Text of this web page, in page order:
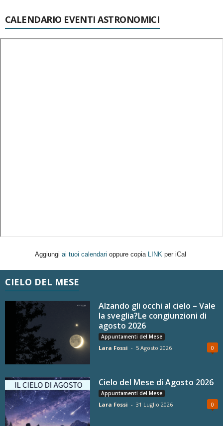
CALENDARIO EVENTI ASTRONOMICI
Aggiungi ai tuoi calendari oppure copia LINK per iCal
CIELO DEL MESE
Alzando gli occhi al cielo – Vale
la sveglia?Le congiunzioni di
agosto 2026
Appuntamenti del Mese
Lara Fossi - 5 Agosto 2026 0
Cielo del Mese di Agosto 2026
Appuntamenti del Mese
Lara Fossi - 31 Luglio 2026 0